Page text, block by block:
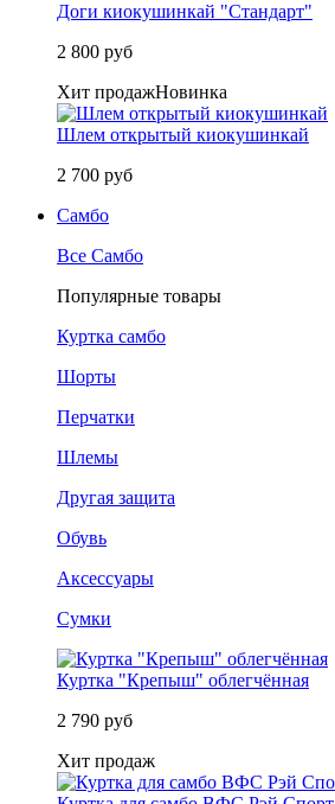
Доги киокушинкай "Стандарт"
2 800 руб
Хит продажНовинка
Шлем открытый киокушинкай
2 700 руб
Самбо
Все Самбо
Популярные товары
Куртка самбо
Шорты
Перчатки
Шлемы
Другая защита
Обувь
Аксессуары
Сумки
Куртка "Крепыш" облегчённая
2 790 руб
Хит продаж